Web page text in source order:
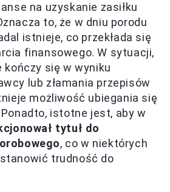
na uzyskanie zasiłku
to, że w dniu porodu
istnieje, co przekłada się
finansowego. W sytuacji,
kończy się w wyniku
lub złamania przepisów
możliwość ubiegania się
istotne jest, aby w
tytuł do
, co w niektórych
trudność do